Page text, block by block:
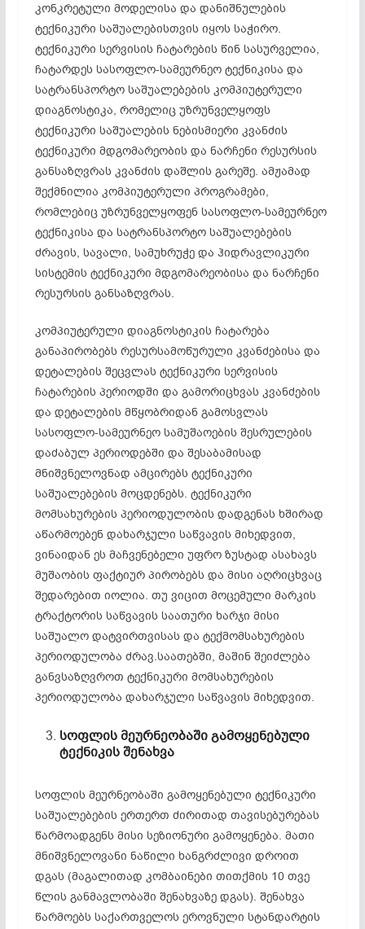
კონკრეტული მოდელისა და დანიშნულების
ტექნიკური საშუალებისთვის იყოს საჭირო.
ტექნიკური სერვისის ჩატარების წინ სასურველია,
ჩატარდეს სასოფლო-სამეურნეო ტექნიკისა და
სატრანსპორტო საშუალებების კომპიუტერული
დიაგნოსტიკა, რომელიც უზრუნველყოფს
ტექნიკური საშუალების ნებისმიერი კვანძის
ტექნიკური მდგომარეობის და ნარჩენი რესურსის
განსაზღვრას კვანძის დაშლის გარეშე. ამჟამად
შექმნილია კომპიუტერული პროგრამები,
რომლებიც უზრუნველყოფენ სასოფლო-სამეურნეო
ტექნიკისა და სატრანსპორტო საშუალებების
ძრავის, სავალი, სამუხრუჭე და ჰიდრავლიკური
სისტემის ტექნიკური მდგომარეობისა და ნარჩენი
რესურსის განსაზღვრას.
კომპიუტერული დიაგნოსტიკის ჩატარება
განაპირობებს რესურსამოწურული კვანძებისა და
დეტალების შეცვლას ტექნიკური სერვისის
ჩატარების პერიოდში და გამორიცხვას კვანძების
და დეტალების მწყობრიდან გამოსვლას
სასოფლო-სამეურნეო სამუშაოების შესრულების
დაძაბულ პერიოდებში და შესაბამისად
მნიშვნელოვნად ამცირებს ტექნიკური
საშუალებების მოცდენებს. ტექნიკური
მომსახურების პერიოდულობის დადგენას ხშირად
აწარმოებენ დახარჯული საწვავის მიხედვით,
ვინაიდან ეს მაჩვენებელი უფრო ზუსტად ასახავს
მუშაობის ფაქტიურ პირობებს და მისი აღრიცხვაც
შედარებით იოლია. თუ ვიცით მოცემული მარკის
ტრაქტორის საწვავის საათური ხარჯი მისი
საშუალო დატვირთვისას და ტექმომსახურების
პერიოდულობა ძრავ.საათებში, მაშინ შეიძლება
განვსაზღვროთ ტექნიკური მომსახურების
პერიოდულობა დახარჯული საწვავის მიხედვით.
სოფლისმეურნეობაშიგამოყენებული
ტექნიკისშენახვა
სოფლის მეურნეობაში გამოყენებული ტექნიკური
საშუალებების ერთერთ ძირითად თავისებურებას
წარმოადგენს მისი სეზიონური გამოყენება. მათი
მნიშვნელოვანი ნაწილი ხანგრძლივი დროით
დგას (მაგალითად კომბაინები თითქმის 10 თვე
წლის განმავლობაში შენახვაზე დგას). შენახვა
წარმოებს საქართველოს ეროვნული სტანდარტის